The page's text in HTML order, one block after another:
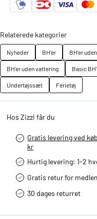
Relaterede kategorier
Nyheder BH'er
BH'er
BH'er uden vattering
Basic
Undertøjssæt
Ferietøj
Hos Zizzi får du
Gratis levering ved
kr
Hurtig levering­: 1-2
Gratis retur for
30 dages returret